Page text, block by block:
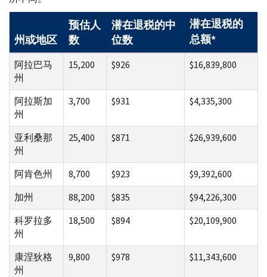
州或地区
预估人
数
潜在退税的中
位数
潜在退税的
总额*
阿拉巴马
州
15,200 $926 $16,839,800
阿拉斯加
州
3,700 $931 $4,335,300
亚利桑那
州
25,400 $871 $26,939,600
阿肯色州 8,700 $923
$9,392,600
加州
88,200 $835
$94,226,300
科罗拉多
州
18,500 $894 $20,109,900
康涅狄格
州
9,800 $978 $11,343,600